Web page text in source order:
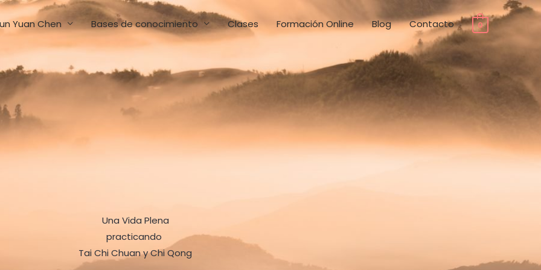
Yuan Chen Bases de conocimiento Clases Formación Online Blog Contacto 0
Una Vida Plena
practicando
Tai Chi Chuan y Chi Qong